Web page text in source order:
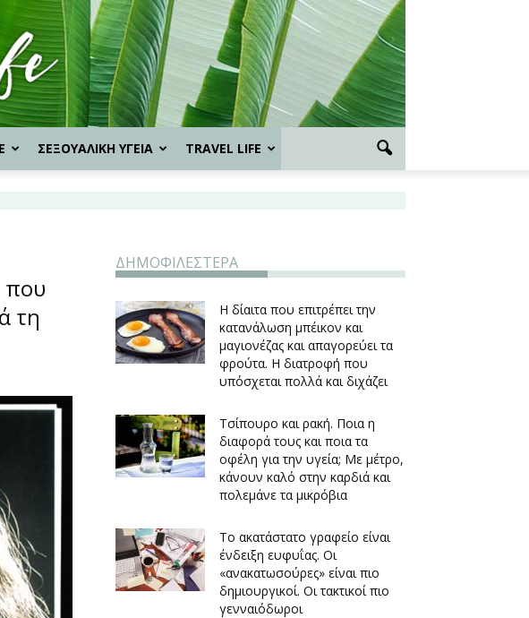
ΣΕΞΟΥΑΛΙΚΗ ΥΓΕΙΑ TRAVEL LIFE
που
τη
ΔΗΜΟΦΙΛΕΣΤΕΡΑ
Η δίαιτα που επιτρέπει την
κατανάλωση μπέικον και
μαγιονέζας και απαγορεύει τα
φρούτα. Η διατροφή που
υπόσχεται πολλά και διχάζει
Τσίπουρο και ρακή. Ποια η
διαφορά τους και ποια τα
οφέλη για την υγεία; Με μέτρο,
κάνουν καλό στην καρδιά και
πολεμάνε τα μικρόβια
Το ακατάστατο γραφείο είναι
ένδειξη ευφυΐας. Οι
«ανακατωσούρες» είναι πιο
δημιουργικοί. Οι τακτικοί πιο
γενναιόδωροι